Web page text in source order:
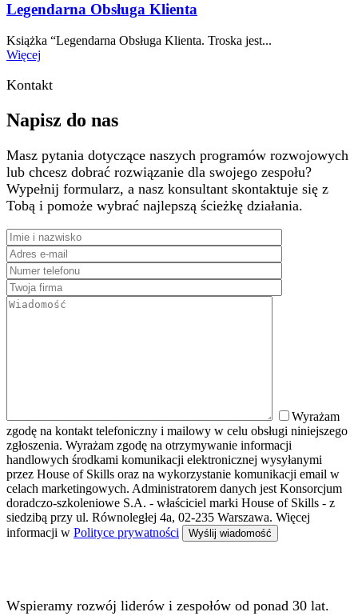
Legendarna Obsługa Klienta
Książka “Legendarna Obsługa Klienta. Troska jest...
Więcej
Kontakt
Napisz do nas
Masz pytania dotyczące naszych programów rozwojowych
lub chcesz dobrać rozwiązanie dla swojego zespołu?
Wypełnij formularz, a nasz konsultant skontaktuje się z
Tobą i pomoże wybrać najlepszą ścieżkę działania.
Wyrażam
zgodę na kontakt telefoniczny i mailowy w celu obsługi niniejszego
zgłoszenia. Wyrażam zgodę na otrzymywanie informacji
handlowych środkami komunikacji elektronicznej wysyłanymi
przez House of Skills oraz na wykorzystanie komunikacji email w
celach marketingowych. Administratorem danych jest Konsorcjum
doradczo-szkoleniowe S.A. - właściciel marki House of Skills - z
siedzibą przy ul. Równoległej 4a, 02-235 Warszawa. Więcej
informacji w Polityce prywatności
Wspieramy rozwój liderów i zespołów od ponad 30 lat.